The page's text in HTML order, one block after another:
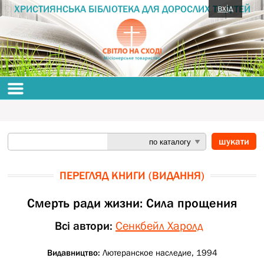
ХРИСТИЯНСЬКА БІБЛІОТЕКА ДЛЯ ДОРОСЛИХ ТА ДІТЕЙ
ПЕРЕГЛЯД КНИГИ (ВИДАННЯ)
Смерть ради жизни: Сила прощения
Всі автори: Сенкбейл Харолд
Видавництво: Лютеранское наследие, 1994
вхід